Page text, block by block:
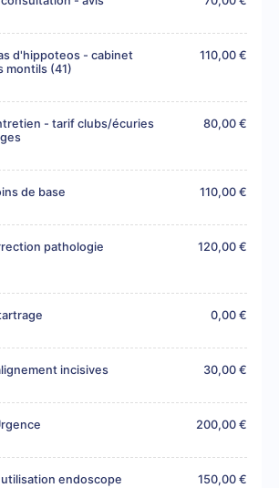
d'hippoteos - cabinet
montils (41)
110,00 €
- tarif clubs/écuries
80,00 €
de base 110,00 €
pathologie
120,00 €
0,00 €
incisives 30,00 €
200,00 €
endoscope 150,00 €